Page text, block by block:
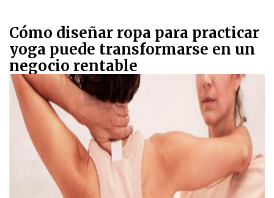
Cómo diseñar ropa para practicar
yoga puede transformarse en un
negocio rentable